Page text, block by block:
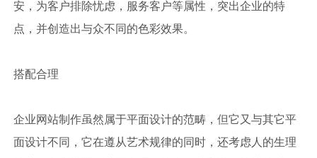
安，为客户排除忧虑，服务客户等属性，突出企业的特
点，并创造出与众不同的色彩效果。
搭配合理
企业网站制作虽然属于平面设计的范畴，但它又与其它平
面设计不同，它在遵从艺术规律的同时，还考虑人的生理